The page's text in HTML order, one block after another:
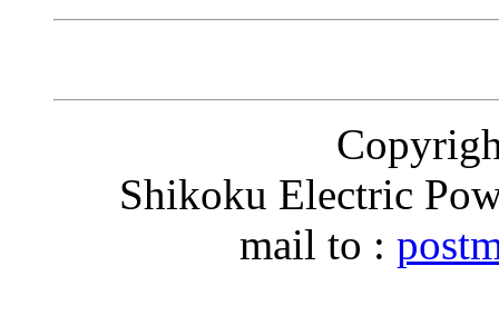
Shikoku Electric
mail to :